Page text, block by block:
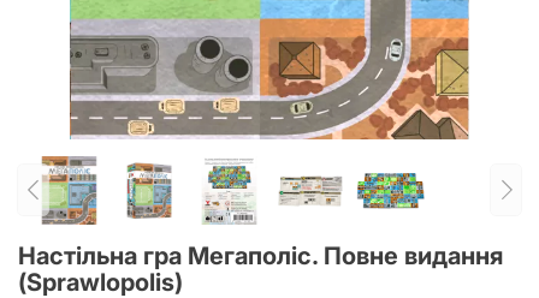
Настільна гра Мегаполіс. Повне видання
(Sprawlopolis)